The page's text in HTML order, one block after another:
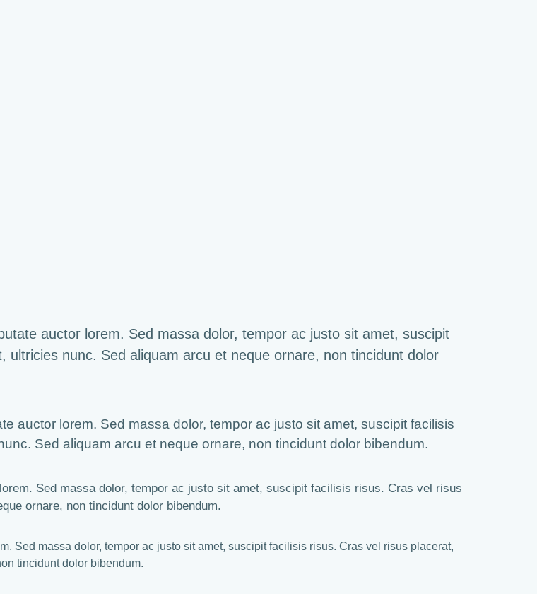
auctor lorem. Sed massa dolor, tempor ac justo sit amet, suscipit
nunc. Sed aliquam arcu et neque ornare, non tincidunt dolor
auctor lorem. Sed massa dolor, tempor ac justo sit amet, suscipit facilisis
Sed aliquam arcu et neque ornare, non tincidunt dolor bibendum.
Sed massa dolor, tempor ac justo sit amet, suscipit facilisis risus. Cras vel risus
ornare, non tincidunt dolor bibendum.
Sed massa dolor, tempor ac justo sit amet, suscipit facilisis risus. Cras vel risus placerat,
tincidunt dolor bibendum.